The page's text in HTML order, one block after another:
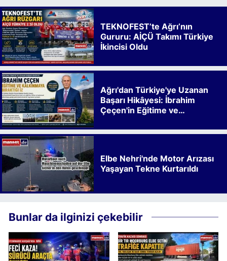
TEKNOFEST’te Ağrı’nın
Gururu: AİÇÜ Takımı Türkiye
İkincisi Oldu
Ağrı'dan Türkiye'ye Uzanan
Başarı Hikâyesi: İbrahim
Çeçen'in Eğitime ve
Elbe Nehri'nde Motor Arızası
Yaşayan Tekne Kurtarıldı
Bunlar da ilginizi çekebilir